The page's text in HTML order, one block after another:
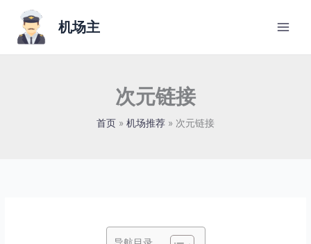
机场主
次元链接
首页 机场推荐 次元链接